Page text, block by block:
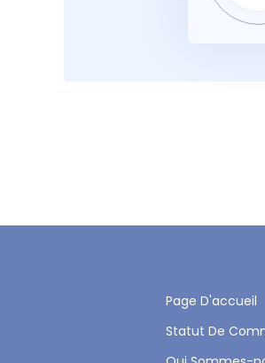
Page D'accueil
Statut De